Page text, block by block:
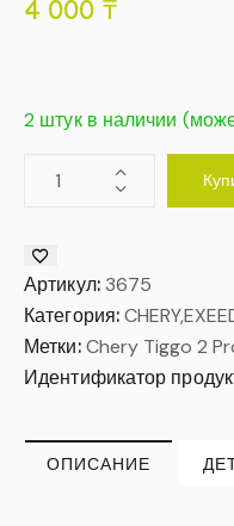
4 000 ₸
2 штук в наличии
Артикул: 3675
Категория:
Метки: Chery Tiggo 2
Идентификатор
ОПИСАНИЕ